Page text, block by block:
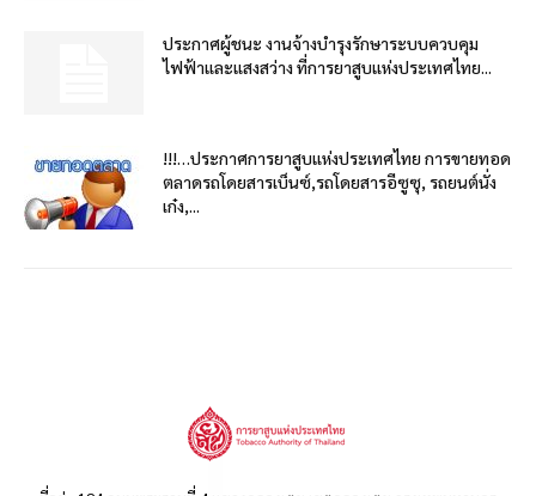
ประกาศผู้ชนะ งานจ้างบำรุงรักษาระบบควบคุม
ไฟฟ้าและแสงสว่าง ที่การยาสูบแห่งประเทศไทย...
!!!…ประกาศการยาสูบแห่งประเทศไทย การขายทอด
ตลาดรถโดยสารเบ็นซ์,รถโดยสารอีซูซุ, รถยนต์นั่ง
เก๋ง,...